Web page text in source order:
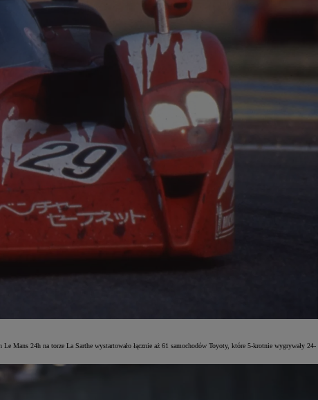
Mans 24h na torze La Sarthe wystartowało łącznie aż 61 samochodów Toyoty, które 5-krotnie wygrywały 24-